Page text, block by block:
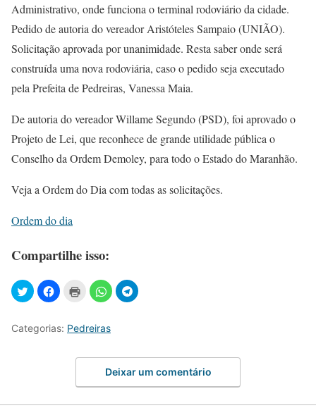
Administrativo, onde funciona o terminal rodoviário da cidade.
Pedido de autoria do vereador Aristóteles Sampaio (UNIÃO).
Solicitação aprovada por unanimidade. Resta saber onde será
construída uma nova rodoviária, caso o pedido seja executado
pela Prefeita de Pedreiras, Vanessa Maia.
De autoria do vereador Willame Segundo (PSD), foi aprovado o
Projeto de Lei, que reconhece de grande utilidade pública o
Conselho da Ordem Demoley, para todo o Estado do Maranhão.
Veja a Ordem do Dia com todas as solicitações.
Ordem do dia
Compartilhe isso:
Categorias: Pedreiras
Deixar um comentário